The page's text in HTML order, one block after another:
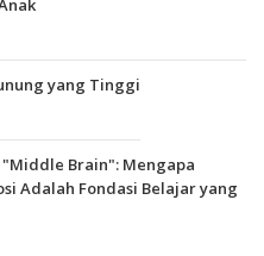
yang Tinggi
Brain": Mengapa
Adalah Fondasi Belajar yang